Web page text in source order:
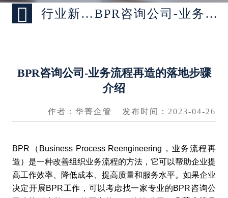
 行业新闻 > BPR咨询公司-业务流程再造的落地步骤介绍
BPR咨询公司-业务流程再造的落地步骤
介绍
作者：华菁企管 发布时间：2023-04-26
BPR（Business Process Reengineering，业务流程再
造）是一种改善组织业务流程的方法，它可以帮助企业提
高工作效率、降低成本、提高质量和服务水平。如果企业
决定开展BPR工作，可以考虑找一家专业的BPR咨询公